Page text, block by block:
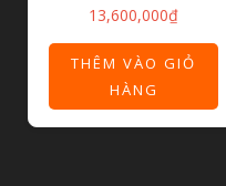
XANH RÊU
13,600,000₫
THÊM VÀO GIỎ
HÀNG